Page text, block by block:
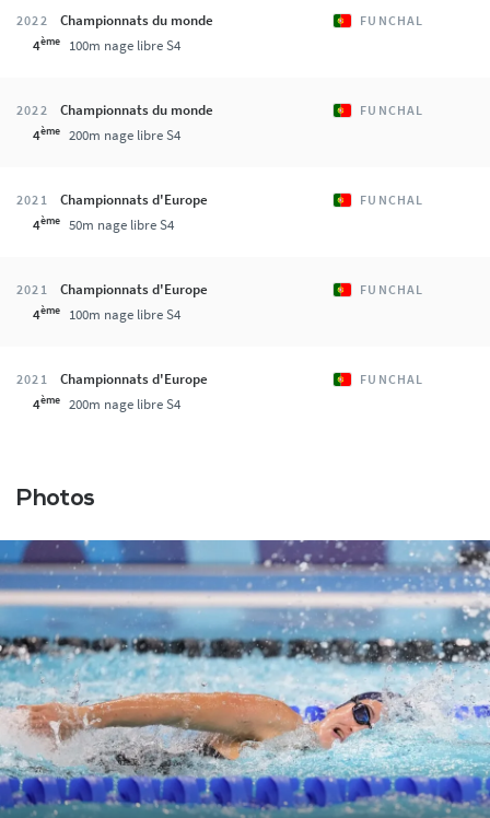
2022 Championnats du monde FUNCHAL
4ème 100m nage libre S4
2022 Championnats du monde FUNCHAL
4ème 200m nage libre S4
2021 Championnats d'Europe FUNCHAL
4ème 50m nage libre S4
2021 Championnats d'Europe FUNCHAL
4ème 100m nage libre S4
2021 Championnats d'Europe FUNCHAL
4ème 200m nage libre S4
Photos